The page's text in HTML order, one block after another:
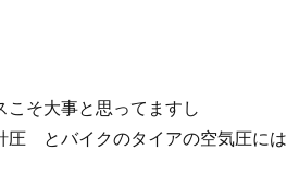
そ大事と思ってますし
とバイクのタイアの空気圧には